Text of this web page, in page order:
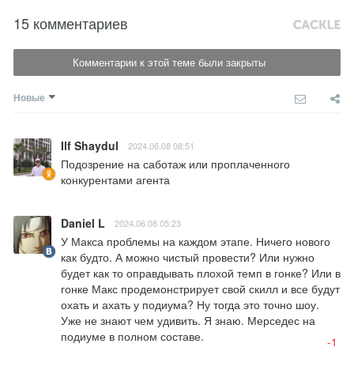
15 комментариев
Комментарии к этой теме были закрыты
Новые
Ilf Shaydul 2024.06.08 08:51
Подозрение на саботаж или проплаченного
конкурентами агента
Daniel L 2024.06.08 05:23
У Макса проблемы на каждом этапе. Ничего нового
как будто. А можно чистый провести? Или нужно
будет как то оправдывать плохой темп в гонке? Или в
гонке Макс продемонстрирует свой скилл и все будут
охать и ахать у подиума? Ну тогда это точно шоу.
Уже не знают чем удивить. Я знаю. Мерседес на
подиуме в полном составе.
-1